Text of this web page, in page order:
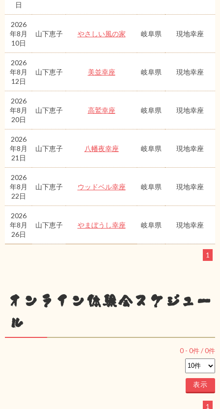
日
2026
年8月
10日
山下恵子 やさしい風の家 岐阜県 現地幸座
2026
年8月
12日
山下恵子 美並幸座 岐阜県 現地幸座
2026
年8月
20日
山下恵子 高鷲幸座 岐阜県 現地幸座
2026
年8月
21日
山下恵子 八幡夜幸座 岐阜県 現地幸座
2026
年8月
22日
山下恵子 ウッドベル幸座 岐阜県 現地幸座
2026
年8月
26日
山下恵子 やまぼうし幸座 岐阜県 現地幸座
1
オンライン体験会スケジュー
ル
0 - 0件 /0件
1